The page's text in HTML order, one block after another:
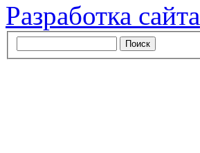
Разработка сайта